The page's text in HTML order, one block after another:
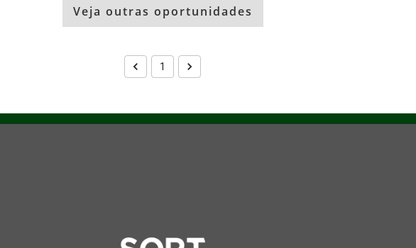
Veja outras oportunidades
1